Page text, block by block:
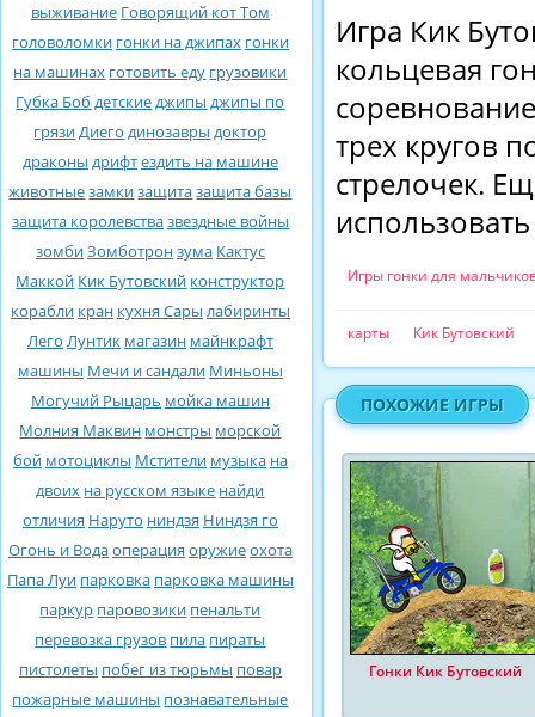
выживание Говорящий кот Том
головоломки гонки на джипах гонки
на машинах готовить еду грузовики
Губка Боб детскиеджипы джипы по
грязиДиего динозавры доктор
драконы дрифтездить на машине
животныезамкизащитазащита базы
защита королевствазвездные войны
зомбиЗомботронзума Кактус
Маккой Кик Бутовский конструктор
корабли кран кухня Сары лабиринты
Лего Лунтик магазин майнкрафт
машины Мечи и сандали Миньоны
Могучий Рыцарь мойка машин
Молния Маквин монстры морской
бой мотоциклы Мстители музыка на
двоих на русском языке найди
отличия Наруто ниндзя Ниндзя го
Огонь и Водаоперация оружиеохота
Папа Луи парковка парковка машины
паркур паровозики пенальти
перевозка грузов пила пираты
пистолеты побег из тюрьмы повар
пожарные машины познавательные
Игра Кик
кольцевая
трех кругов
стрелочек.
Игры гонки для
карты Кик Бутовский
ПОХОЖИЕ ИГРЫ
Гонки Кик Бутовский